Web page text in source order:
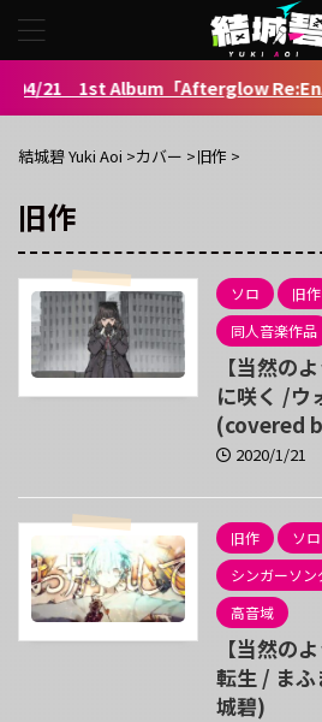
1st Album「Afterglow Re:EnAct」
結城碧 Yuki Aoi >カバー >旧作 >
旧作
ソロ 旧作
同人音楽作品
【当然の
に咲く /ウ
(covered
2020/1/21
旧作 ソロ
シンガーソン
高音域
【当然の
転生 / ま
城碧)